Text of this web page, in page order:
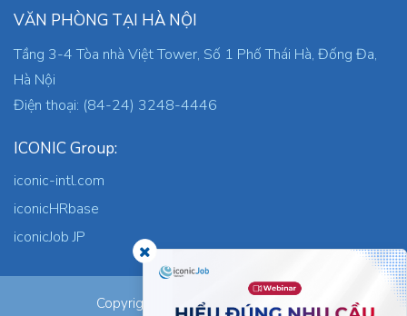
VĂN PHÒNG TẠI HÀ NỘI
Tầng 3-4 Tòa nhà Việt Tower, Số 1 Phố Thái Hà, Đống Đa,
Hà Nội
Điện thoại: (84-24) 3248-4446
ICONIC Group:
iconic-intl.com
iconicHRbase
iconicJob JP
Copyright © 2026 ICONIC Co., Ltd.